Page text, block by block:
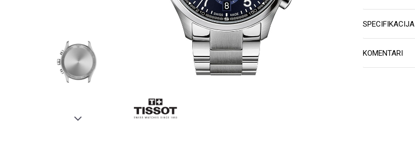
SPECIFIKACIJA
KOMENTARI